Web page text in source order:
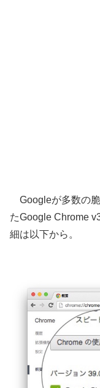
Googleが多数の
たGoogle Chrome
細は以下から。